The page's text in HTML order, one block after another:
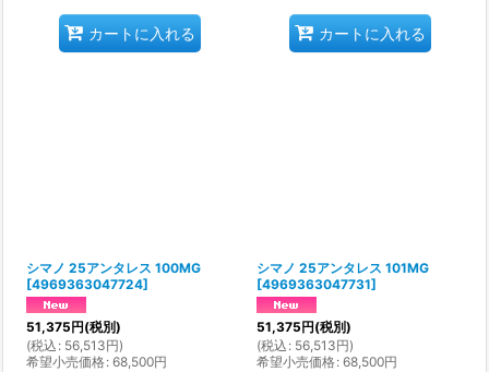
カートに入れる カートに入れる
シマノ 25アンタレス 100MG
[4969363047724]
51,375円(税別)
(税込 : 56,513円)
希望小売価格: 68,500円
シマノ 25アンタレス 101MG
[4969363047731]
51,375円(税別)
(税込 : 56,513円)
希望小売価格: 68,500円